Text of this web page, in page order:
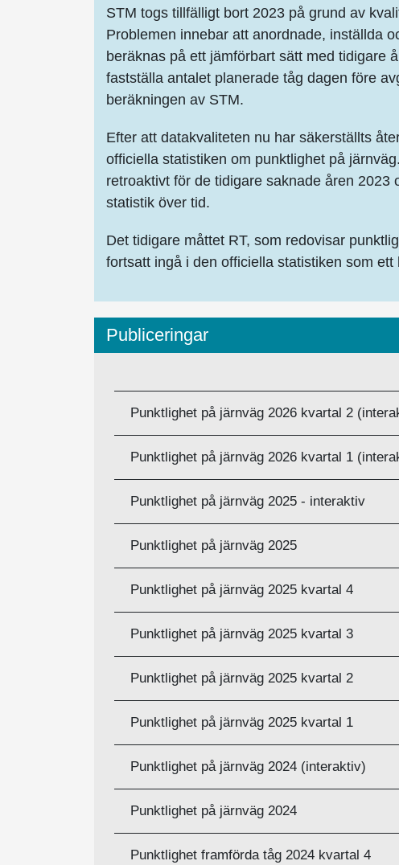
STM togs tillfälligt bort 2023 på grund av
Problemen innebar att anordnade, inställda
beräknas på ett jämförbart sätt med tidigare
fastställa antalet planerade tåg dagen före
beräkningen av STM.
Efter att datakvaliteten nu har säkerställts
officiella statistiken om punktlighet på
retroaktivt för de tidigare saknade åren 2023
statistik över tid.
Det tidigare måttet RT, som redovisar
fortsatt ingå i den officiella statistiken som ett
Publiceringar
BESKRIVNING
Punktlighet på järnväg 2026 kvartal 2
Punktlighet på järnväg 2026 kvartal 1
Punktlighet på järnväg 2025 - interaktiv
Punktlighet på järnväg 2025
Punktlighet på järnväg 2025 kvartal 4
Punktlighet på järnväg 2025 kvartal 3
Punktlighet på järnväg 2025 kvartal 2
Punktlighet på järnväg 2025 kvartal 1
Punktlighet på järnväg 2024 (interaktiv)
Punktlighet på järnväg 2024
Punktlighet framförda tåg 2024 kvartal 4